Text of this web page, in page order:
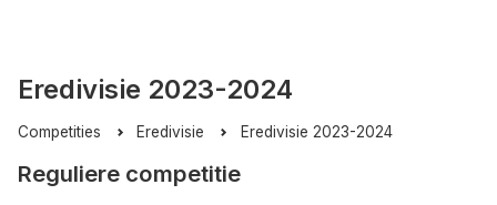
Eredivisie 2023-2024
Competities Eredivisie Eredivisie 2023-2024
Reguliere competitie